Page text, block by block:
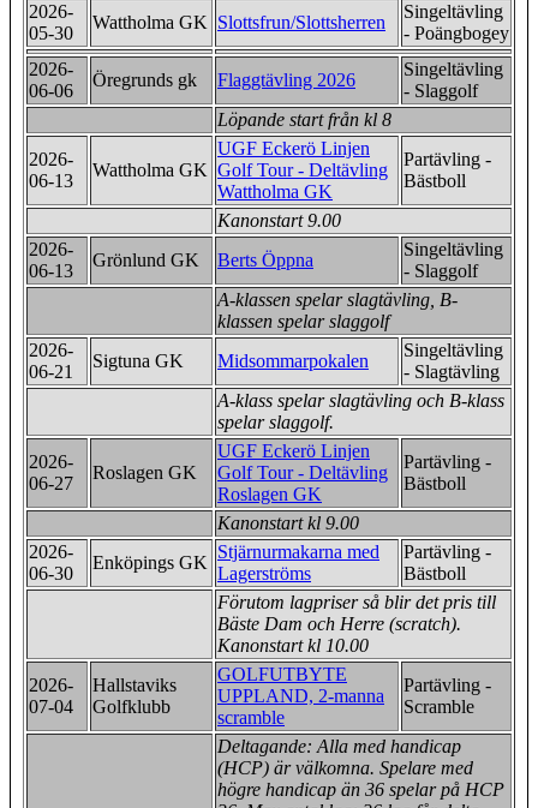
2026-
05-30
Wattholma GK Slottsfrun/Slottsherren
Singeltävling
- Poängbogey
2026-
06-06
Öregrunds gk Flaggtävling 2026
Singeltävling
- Slaggolf
Löpande start från kl 8
2026-
06-13
Wattholma GK
UGF Eckerö Linjen
Golf Tour - Deltävling
Wattholma GK
Partävling -
Bästboll
Kanonstart 9.00
2026-
06-13
Grönlund GK Berts Öppna
Singeltävling
- Slaggolf
A-klassen spelar slagtävling, B-
klassen spelar slaggolf
2026-
06-21
Sigtuna GK Midsommarpokalen
Singeltävling
- Slagtävling
A-klass spelar slagtävling och B-klass
spelar slaggolf.
2026-
06-27
Roslagen GK
UGF Eckerö Linjen
Golf Tour - Deltävling
Roslagen GK
Partävling -
Bästboll
Kanonstart kl 9.00
2026-
06-30
Enköpings GK
Stjärnurmakarna med
Lagerströms
Partävling -
Bästboll
Förutom lagpriser så blir det pris till
Bäste Dam och Herre (scratch).
Kanonstart kl 10.00
2026-
07-04
Hallstaviks
Golfklubb
GOLFUTBYTE
UPPLAND, 2-manna
scramble
Partävling -
Scramble
Deltagande: Alla med handicap
(HCP) är välkomna. Spelare med
högre handicap än 36 spelar på HCP